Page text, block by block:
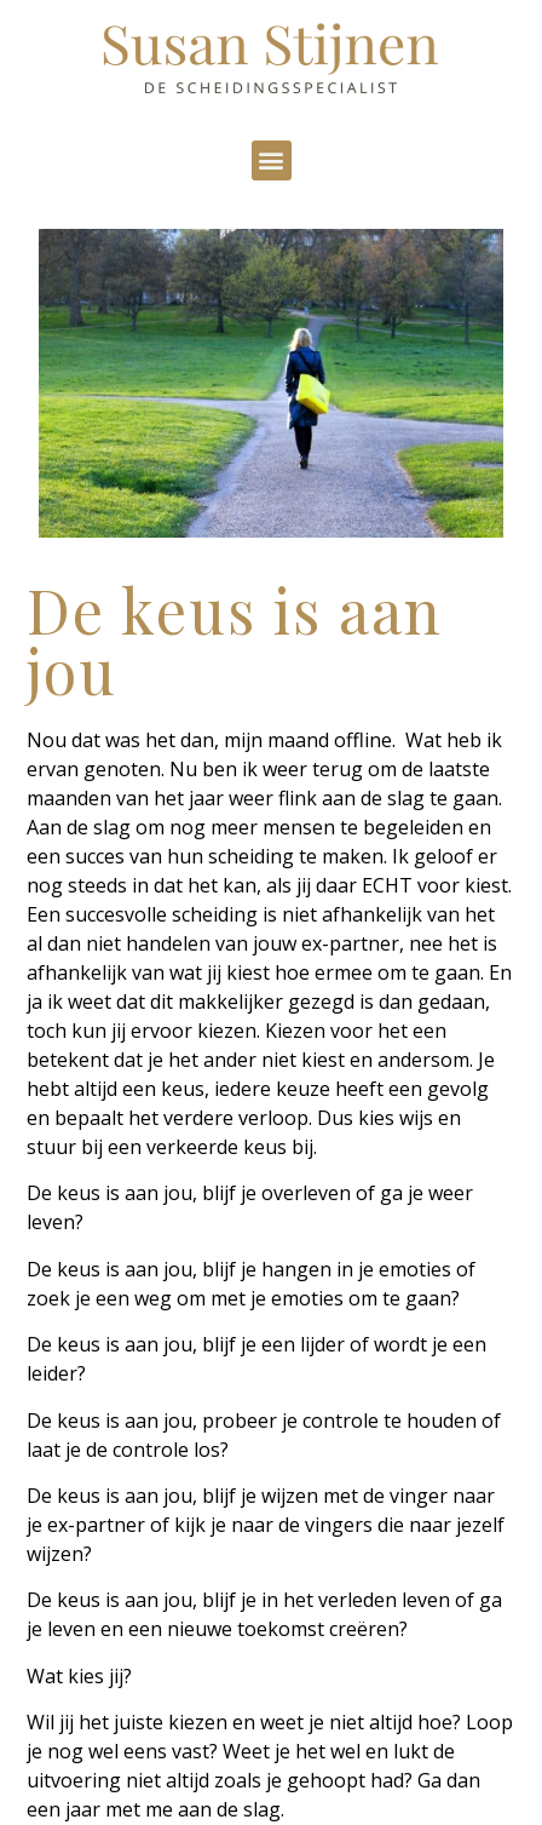
De keus is aan
jou
Nou dat was het dan, mijn maand offline. Wat heb ik
ervan genoten. Nu ben ik weer terug om de laatste
maanden van het jaar weer flink aan de slag te gaan.
Aan de slag om nog meer mensen te begeleiden en
een succes van hun scheiding te maken. Ik geloof er
nog steeds in dat het kan, als jij daar ECHT voor kiest.
Een succesvolle scheiding is niet afhankelijk van het
al dan niet handelen van jouw ex-partner, nee het is
afhankelijk van wat jij kiest hoe ermee om te gaan. En
ja ik weet dat dit makkelijker gezegd is dan gedaan,
toch kun jij ervoor kiezen. Kiezen voor het een
betekent dat je het ander niet kiest en andersom. Je
hebt altijd een keus, iedere keuze heeft een gevolg
en bepaalt het verdere verloop. Dus kies wijs en
stuur bij een verkeerde keus bij.
De keus is aan jou, blijf je overleven of ga je weer
leven?
De keus is aan jou, blijf je hangen in je emoties of
zoek je een weg om met je emoties om te gaan?
De keus is aan jou, blijf je een lijder of wordt je een
leider?
De keus is aan jou, probeer je controle te houden of
laat je de controle los?
De keus is aan jou, blijf je wijzen met de vinger naar
je ex-partner of kijk je naar de vingers die naar jezelf
wijzen?
De keus is aan jou, blijf je in het verleden leven of ga
je leven en een nieuwe toekomst creëren?
Wat kies jij?
Wil jij het juiste kiezen en weet je niet altijd hoe? Loop
je nog wel eens vast? Weet je het wel en lukt de
uitvoering niet altijd zoals je gehoopt had? Ga dan
een jaar met me aan de slag.